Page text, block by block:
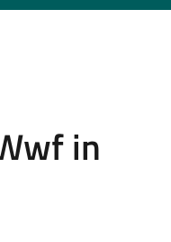
in